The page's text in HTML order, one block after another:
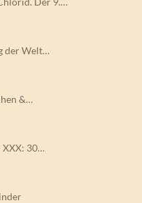
der Welt…
&…
XXX: 30…